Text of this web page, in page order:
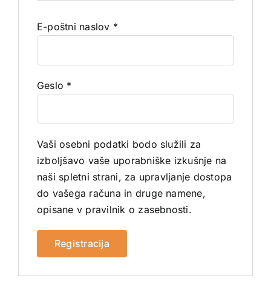
E-poštni naslov *
Geslo *
Vaši osebni podatki bodo služili za
izboljšavo vaše uporabniške izkušnje na
naši spletni strani, za upravljanje dostopa
do vašega računa in druge namene,
opisane v pravilnik o zasebnosti.
Registracija